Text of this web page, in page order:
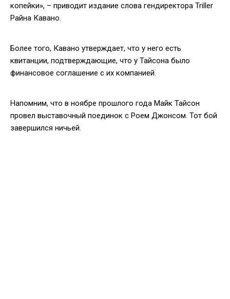
копейки», – приводит издание слова гендиректора Triller
Райна Кавано.
Более того, Кавано утверждает, что у него есть
квитанции, подтверждающие, что у Тайсона было
финансовое соглашение с их компанией.
Напомним, что в ноябре прошлого года Майк Тайсон
провел выставочный поединок с Роем Джонсом. Тот бой
завершился ничьей.